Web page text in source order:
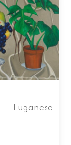
Luganese